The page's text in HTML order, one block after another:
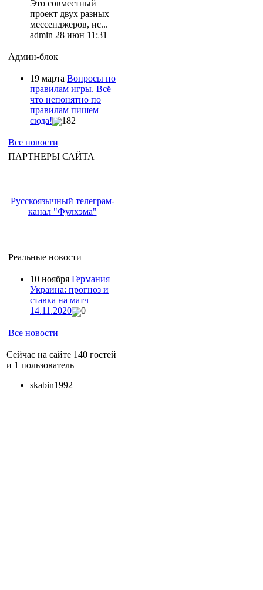
Это совместный
проект двух разных
мессенджеров, ис...
admin 28 июн 11:31
Админ-блок
19 марта Вопросы по
правилам игры. Всё
что непонятно по
правилам пишем
сюда!
182
Все новости
ПАРТНЕРЫ САЙТА
Русскоязычный телеграм-
канал "Фулхэма"
Реальные новости
10 ноября Германия –
Украина: прогноз и
ставка на матч
14.11.2020
0
Все новости
Сейчас на сайте 140 гостей
и 1 пользователь
skabin1992